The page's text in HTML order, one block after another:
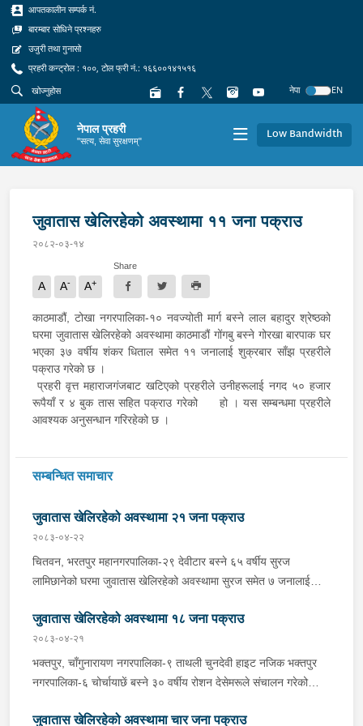
आपतकालीन सम्पर्क नं.
बारम्बार सोधिने प्रश्नहरु
उजुरी तथा गुनासो
प्रहरी कन्ट्रोल : १००, टोल फ्री नं.: १६६००१४१५१६
नेपा
EN
नेपाल प्रहरी
"सत्य, सेवा सुरक्षणम्" Low Bandwidth
जुवातास खेलिरहेको अवस्थामा ११ जना पक्राउ
२०८२-०३-१४
A A- A+
Share
काठमाडौं, टोखा नगरपालिका-१० नवज्योती मार्ग बस्ने लाल बहादुर श्रेष्ठको
घरमा जुवातास खेलिरहेको अवस्थामा काठमाडौं गोंगबु बस्ने गोरखा बारपाक घर
भएका ३७ वर्षीय शंकर धिताल समेत ११ जनालाई शुक्रबार साँझ प्रहरीले
पक्राउ गरेको छ ।
प्रहरी वृत्त महाराजगंजबाट खटिएको प्रहरीले उनीहरूलाई नगद ५० हजार
रूपैयाँ र ४ बुक तास सहित पक्राउ गरेको हो । यस सम्बन्धमा प्रहरीले
आवश्यक अनुसन्धान गरिरहेको छ ।
सम्बन्धित समाचार
जुवातास खेलिरहेको अवस्थामा २१ जना पक्राउ
२०८३-०४-२२
चितवन, भरतपुर महानगरपालिका-२९ देवीटार बस्ने ६५ वर्षीय सुरज
लामिछानेको घरमा जुवातास खेलिरहेको अवस्थामा सुरज समेत ७ जनालाई
चितवनबाट खटिएको प्रहरीले उनीहरूलाई नगद १६ हजार २ सय ६५ रूपैयाँ
र ३ बुक तास सहित पक्राउ गरेको हो । यसैगरी चितवन, भरतपुर
महानगरपालिका-११ गोर्खालीटोल बस्ने बाला गुरूङको घरमा जुवातास
खेलिरहेको अवस्थामा सोही महानगरपालिका-११ बसेनी बस्ने ५० वर्षीय राजेश
प्रहरी कार्यालय चितवनबाट खटिएको प्रहरीले उनीहरूलाई नगद ८७ हजार ६
जुवातास खेलिरहेको अवस्थामा १८ जना पक्राउ
२०८३-०४-२१
भक्तपुर, चाँगुनारायण नगरपालिका-९ ताथली चुनदेवी हाइट नजिक भक्तपुर
नगरपालिका-६ चोर्चायाछें बस्ने ३० वर्षीय रोशन देसेमरूले संचालन गरेको
राति प्रहरीले पक्राउ गरेको छ । अस्थायी प्रहरी पोष्ट ताथलीबाट खटिएको
जुवातास खेलिरहेको अवस्थामा चार जना पक्राउ